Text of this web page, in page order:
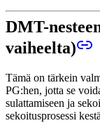
DMT-
vaiheelta)
Tämä on tärkein
PG:hen, jotta se
sulattamiseen ja
sekoitusprosessi